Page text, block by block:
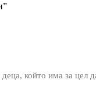
който има за